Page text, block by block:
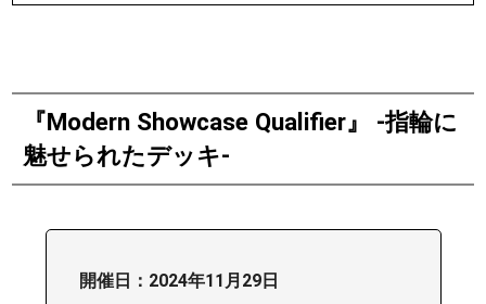
『Modern Showcase Qualifier』 -指輪に
魅せられたデッキ-
開催日：2024年11月29日